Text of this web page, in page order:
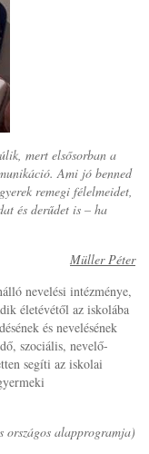
mert elsősorban a
Ami jó benned
remegi félelmeidet,
és derűdet is – ha
Müller Péter
nevelési intézménye,
életévétől az iskolába
és nevelésének
szociális, nevelő-
segíti az iskolai
országos alapprogramja)